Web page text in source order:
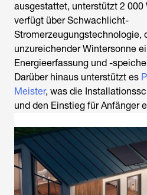
ausgestattet, unterstützt 2 000
verfügt über Schwachlicht-
Stromerzeugungstechnologie,
unzureichender Wintersonne
Energieerfassung und -
Darüber hinaus unterstützt es
Meister, was die
und den Einstieg für Anfänger